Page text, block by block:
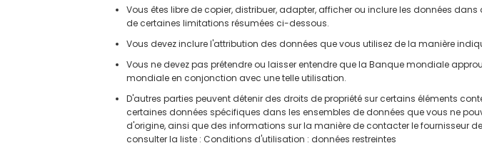
Vous êtes libre de copier, distribuer, adapter, afficher ou inclure les données
de certaines limitations résumées ci-dessous.
Vous devez inclure l'attribution des données que vous utilisez de la manière
Vous ne devez pas prétendre ou laisser entendre que la Banque mondiale
mondiale en conjonction avec une telle utilisation.
D'autres parties peuvent détenir des droits de propriété sur certains éléments
certaines données spécifiques dans les ensembles de données que vous ne
d'origine, ainsi que des informations sur la manière de contacter le fournisseur
consulter la liste : Conditions d'utilisation : données restreintes